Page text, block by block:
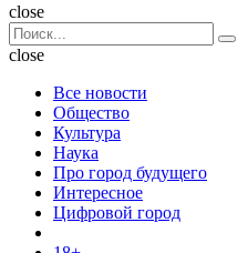
Поиск
close
Search
for:
close
Все новости
Общество
Культура
Наука
Про город будущего
Интересное
Цифровой город